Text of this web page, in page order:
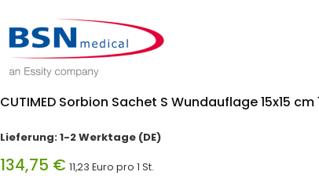
CUTIMED Sorbion Sachet S Wundauflage 15x15 cm
Lieferung: 1-2 Werktage (DE)
134,75 € 11,23 Euro pro 1 St.